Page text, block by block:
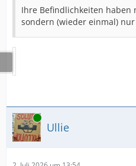
Ihre Befindlichkeiten
sondern (wieder einmal)
Online
Ullie